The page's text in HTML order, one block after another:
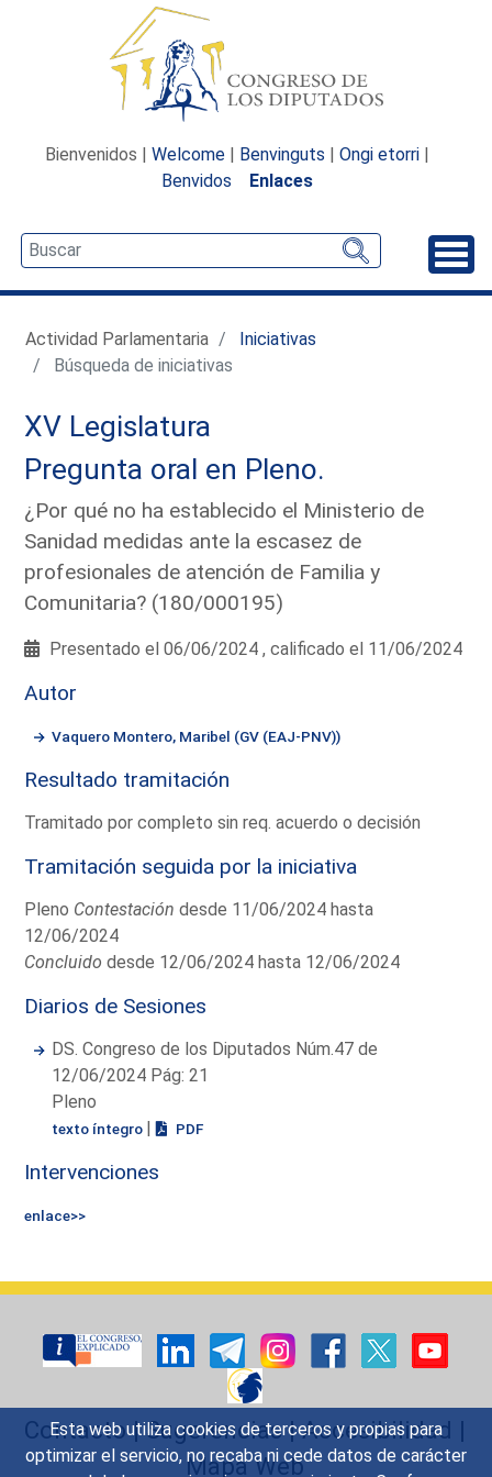
Esta web utiliza cookies de terceros y propias para
optimizar el servicio, no recaba ni cede datos de carácter
Bienvenidos | Welcome | Benvinguts | Ongi etorri |
Benvidos
Enlaces
Actividad Parlamentaria
Iniciativas
Búsqueda de iniciativas
XV Legislatura
Pregunta oral en Pleno.
¿Por qué no ha establecido el Ministerio de
Sanidad medidas ante la escasez de
profesionales de atención de Familia y
Comunitaria? (180/000195)
Presentado el 06/06/2024 , calificado el 11/06/2024
Autor
Vaquero Montero, Maribel (GV (EAJ-PNV))
Resultado tramitación
Tramitado por completo sin req. acuerdo o decisión
Tramitación seguida por la iniciativa
Pleno Contestación desde 11/06/2024 hasta
12/06/2024
Concluido desde 12/06/2024 hasta 12/06/2024
Diarios de Sesiones
DS. Congreso de los Diputados Núm.47 de
12/06/2024 Pág: 21
Pleno
texto íntegro | PDF
Intervenciones
enlace>>
Contacto|Sugerencias|Accesibilidad |
Mapa Web